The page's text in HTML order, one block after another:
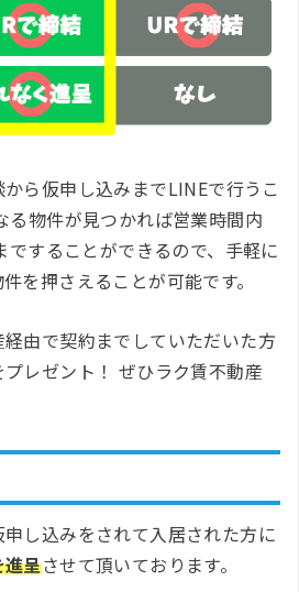
ら仮申し込みまでLINEで行うこ
る物件が見つかれば営業時間内
ですることができるので、手軽に
を押さえることが可能です。
由で契約までしていただいた方
レゼント！ ぜひラク賃不動産
し込みをされて入居された方に
進呈させて頂いております。